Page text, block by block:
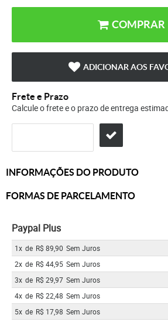
COMPRAR
ADICIONAR AOS
Frete e Prazo
Calcule o frete e o prazo de entrega
INFORMAÇÕES DO PRODUTO
FORMAS DE PARCELAMENTO
Paypal Plus
1x de R$ 89,90 Sem Juros
2x de R$ 44,95 Sem Juros
3x de R$ 29,97 Sem Juros
4x de R$ 22,48 Sem Juros
5x de R$ 17,98 Sem Juros